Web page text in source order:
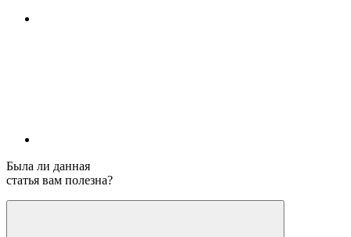
Была ли данная
статья вам полезна?